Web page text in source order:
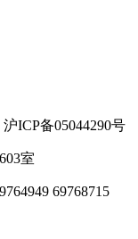
ICP备05044290号
室
69768715